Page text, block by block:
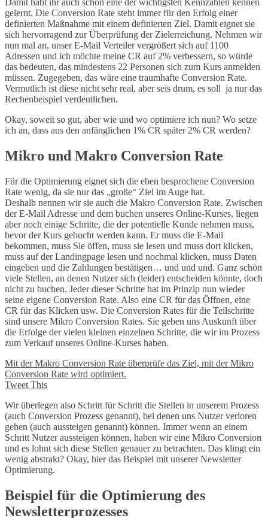
Damit habt ihr auch schon eine der wichtigsten Kennzahlen kennen
gelernt. Die Conversion Rate steht immer für den Erfolg einer
definierten Maßnahme mit einem definierten Ziel. Damit eignet sie
sich hervorragend zur Überprüfung der Zielerreichung. Nehmen wir
nun mal an, unser E-Mail Verteiler vergrößert sich auf 1100
Adressen und ich möchte meine CR auf 2% verbessern, so würde
das bedeuten, das mindestens 22 Personen sich zum Kurs anmelden
müssen. Zugegeben, das wäre eine traumhafte Conversion Rate.
Vermutlich ist diese nicht sehr real, aber seis drum, es soll ja nur das
Rechenbeispiel verdeutlichen.
Okay, soweit so gut, aber wie und wo optimiere ich nun? Wo setze
ich an, dass aus den anfänglichen 1% CR später 2% CR werden?
Mikro und Makro Conversion Rate
Für die Optimierung eignet sich die eben besprochene Conversion
Rate wenig, da sie nur das „große“ Ziel im Auge hat.
Deshalb nennen wir sie auch die Makro Conversion Rate. Zwischen
der E-Mail Adresse und dem buchen unseres Online-Kurses, liegen
aber noch einige Schritte, die der potentielle Kunde nehmen muss,
bevor der Kurs gebucht werden kann. Er muss die E-Mail
bekommen, muss Sie öffen, muss sie lesen und muss dort klicken,
muss auf der Landingpage lesen und nochmal klicken, muss Daten
eingeben und die Zahlungen bestätigen… und und und. Ganz schön
viele Stellen, an denen Nutzer sich (leider) entscheiden könnte, doch
nicht zu buchen. Jeder dieser Schritte hat im Prinzip nun wieder
seine eigene Conversion Rate. Also eine CR für das Öffnen, eine
CR für das Klicken usw. Die Conversion Rates für die Teilschritte
sind unsere Mikro Conversion Rates. Sie geben uns Auskunft über
die Erfolge der vielen kleinen einzelnen Schritte, die wir im Prozess
zum Verkauf unseres Online-Kurses haben.
Mit der Makro Conversion Rate überprüfe das Ziel, mit der Mikro
Conversion Rate wird optimiert.
Tweet This
Wir überlegen also Schritt für Schritt die Stellen in unserem Prozess
(auch Conversion Prozess genannt), bei denen uns Nutzer verloren
gehen (auch aussteigen genannt) können. Immer wenn an einem
Schritt Nutzer aussteigen können, haben wir eine Mikro Conversion
und es lohnt sich diese Stellen genauer zu betrachten. Das klingt ein
wenig abstrakt? Okay, hier das Beispiel mit unserer Newsletter
Optimierung.
Beispiel für die Optimierung des
Newsletterprozesses